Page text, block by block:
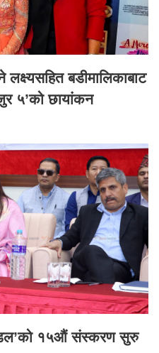
लक्ष्यसहित बडीमालिकाबाट
५’को छायांकन
१५औं संस्करण सुरु